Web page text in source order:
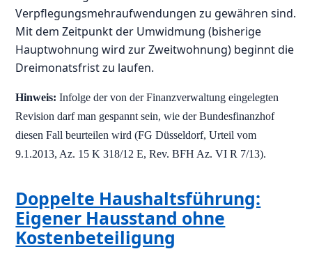
Verpflegungsmehraufwendungen zu gewähren sind.
Mit dem Zeitpunkt der Umwidmung (bisherige
Hauptwohnung wird zur Zweitwohnung) beginnt die
Dreimonatsfrist zu laufen.
Hinweis:Infolge der von der Finanzverwaltung eingelegten
Revision darf man gespannt sein, wie der Bundesfinanzhof
diesen Fall beurteilen wird (FG Düsseldorf, Urteil vom
9.1.2013, Az. 15 K 318/12 E, Rev. BFH Az. VI R 7/13).
Doppelte Haushaltsführung:
Eigener Hausstand ohne
Kostenbeteiligung